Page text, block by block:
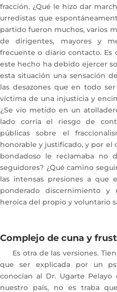
fracción. ¿Qué le hizo dar
urredistas que
partido fueron muchos, varios
de dirigentes, mayores y
frecuente o diario contacto.
este hecho ha debido ejercer
esta situación una sensación
las desazones que en todo
víctima de una injusticia y
¿Se vio metido en un
lado corría el riesgo de
públicas sobre el
honorable y justificado, y por
bondadoso le reclamaba no
seguidores? ¿Qué camino
las intensas presiones a que
ponderado discernimiento
heroica del propio y voluntario
Complejo de cuna y
Es otra de las versiones.
que ser explicada por un
conocían al Dr. Ugarte
nuestro país, no es traba